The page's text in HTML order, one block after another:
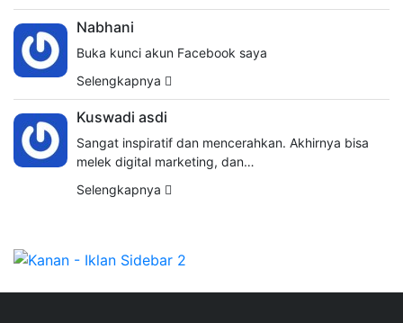
Nabhani
Buka kunci akun Facebook saya
Selengkapnya
Kuswadi asdi
Sangat inspiratif dan mencerahkan. Akhirnya bisa
melek digital marketing, dan…
Selengkapnya